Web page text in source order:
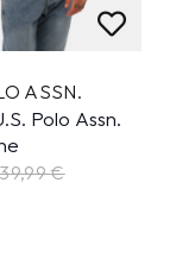
ASSN.
Polo Assn.
39,99€